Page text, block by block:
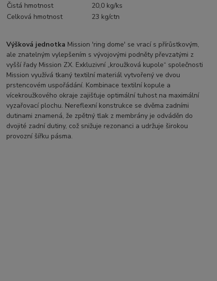
Čistá hmotnost
20,0 kg/ks
Celková hmotnost
23 kg/ctn
Výšková jednotka Mission 'ring dome' se vrací s přírůstkovým,
ale znatelným vylepšením s vývojovými podněty převzatými z
vyšší řady Mission ZX. Exkluzivní „kroužková kupole“ společnosti
Mission využívá tkaný textilní materiál vytvořený ve dvou
prstencovém uspořádání. Kombinace textilní kopule a
vícekroužkového okraje zajišťuje optimální tuhost na maximální
vyzařovací plochu. Nereflexní konstrukce se dvěma zadními
dutinami znamená, že zpětný tlak z membrány je odváděn do
dvojité zadní dutiny, což snižuje rezonanci a udržuje širokou
provozní šířku pásma.